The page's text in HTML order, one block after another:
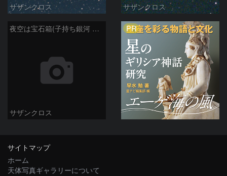
サザンクロス サザンクロス
夜空は宝石箱(子持ち銀河 M51) Seestar50
サザンクロス
PR
サイトマップ
ホーム
天体写真ギャラリーについて